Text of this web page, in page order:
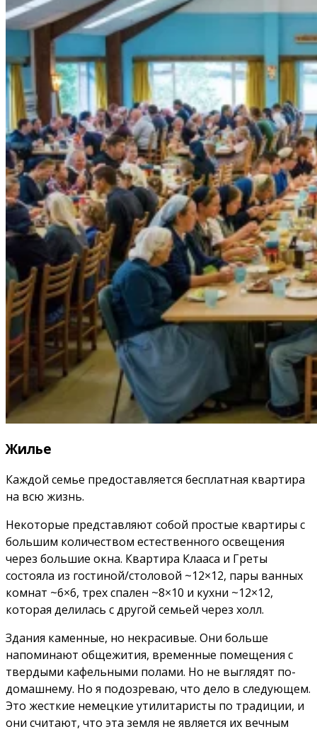
Жилье
Каждой семье предоставляется бесплатная квартира
на всю жизнь.
Некоторые представляют собой простые квартиры с
большим количеством естественного освещения
через большие окна. Квартира Клааса и Греты
состояла из гостиной/столовой ~12×12, пары ванных
комнат ~6×6, трех спален ~8×10 и кухни ~12×12,
которая делилась с другой семьей через холл.
Здания каменные, но некрасивые. Они больше
напоминают общежития, временные помещения с
твердыми кафельными полами. Но не выглядят по-
домашнему. Но я подозреваю, что дело в следующем.
Это жесткие немецкие утилитаристы по традиции, и
они считают, что эта земля не является их вечным